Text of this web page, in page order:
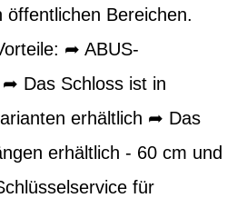
öffentlichen Bereichen.
➦ ABUS-
Das Schloss ist in
erhältlich ➦ Das
erhältlich - 60 cm und
für